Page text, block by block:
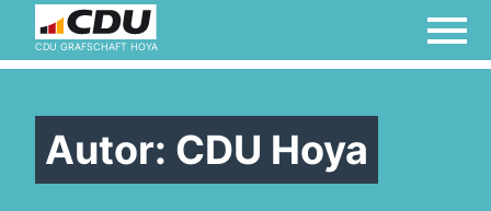
CDU GRAFSCHAFT HOYA
Autor: CDU Hoya